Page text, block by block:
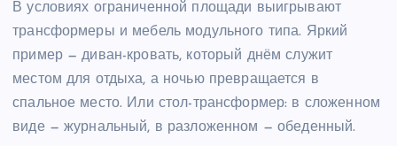
В условиях ограниченной площади выигрывают
трансформеры и мебель модульного типа. Яркий
пример — диван-кровать, который днём служит
местом для отдыха, а ночью превращается в
спальное место. Или стол-трансформер: в сложенном
виде — журнальный, в разложенном — обеденный.